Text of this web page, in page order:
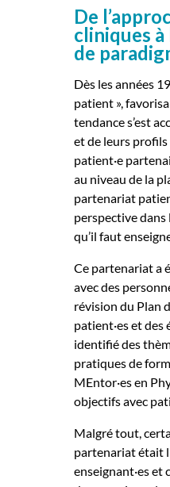
De
cliniques à
de
Dès les années
patient »,
tendance s’est
et de leurs
patient·e
au niveau de la
partenariat
perspective dans
qu’il faut
Ce partenariat a
avec des
révision du Plan
patient·es et
identifié des
pratiques de
MEntor·es en
objectifs avec
Malgré tout,
partenariat était
enseignant·es et